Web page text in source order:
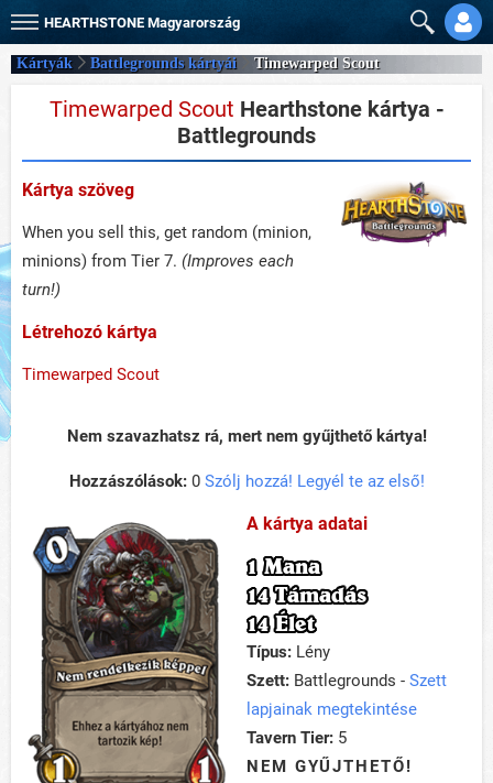
HEARTHSTONE Magyarország
Kártyák Battlegrounds kártyái Timewarped Scout
Timewarped Scout Hearthstone kártya -
Battlegrounds
Kártya szöveg
When you sell this, get random (minion,
minions) from Tier 7. (Improves each
turn!)
Létrehozó kártya
Timewarped Scout
Nem szavazhatsz rá, mert nem gyűjthető kártya!
Hozzászólások:0 Szólj hozzá! Legyél te az első!
A kártya adatai
1 Mana
14 Támadás
14 Élet
Típus: Lény
Szett: Battlegrounds - Szett
lapjainak megtekintése
Tavern Tier: 5
NEM GYŰJTHETŐ!